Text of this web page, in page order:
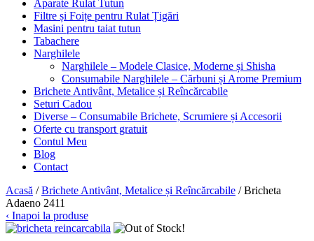
Aparate Rulat Tutun
Filtre și Foițe pentru Rulat Țigări
Masini pentru taiat tutun
Tabachere
Narghilele
Narghilele – Modele Clasice, Moderne și Shisha
Consumabile Narghilele – Cărbuni și Arome Premium
Brichete Antivânt, Metalice și Reîncărcabile
Seturi Cadou
Diverse – Consumabile Brichete, Scrumiere și Accesorii
Oferte cu transport gratuit
Contul Meu
Blog
Contact
Acasă /Brichete Antivânt, Metalice și Reîncărcabile / Bricheta
Adaeno 2411
‹ Inapoi la produse